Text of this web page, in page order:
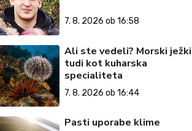
7. 8. 2026 ob 16:58
Ali ste vedeli? Morski ježki
tudi kot kuharska
specialiteta
7. 8. 2026 ob 16:44
Pasti uporabe klime